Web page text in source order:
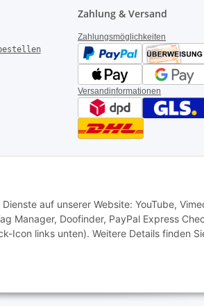
auf unserer Website: YouTube,
Manager, Doofinder, PayPal Express
Icon links unten). Weitere Details finden
Zahlung & Versand
Zahlungsmöglichkeiten
Versandinformationen
| AGB | Datenschutz |